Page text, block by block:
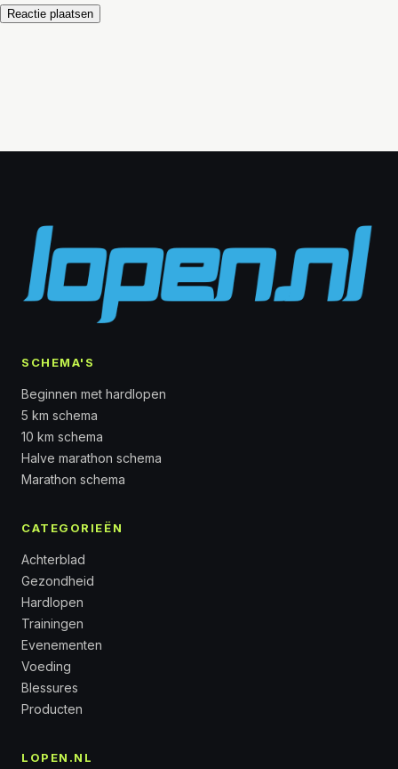
SCHEMA'S
Beginnen met hardlopen
5 km schema
10 km schema
Halve marathon schema
Marathon schema
CATEGORIEËN
Achterblad
Gezondheid
Hardlopen
Trainingen
Evenementen
Voeding
Blessures
Producten
LOPEN.NL